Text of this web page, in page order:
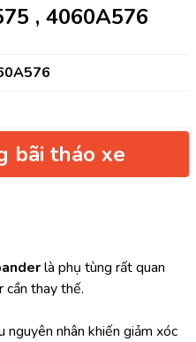
, 4060A576
bãi tháo xe
là phụ tùng rất quan
cần thay thế.
nguyên nhân khiến giảm xóc